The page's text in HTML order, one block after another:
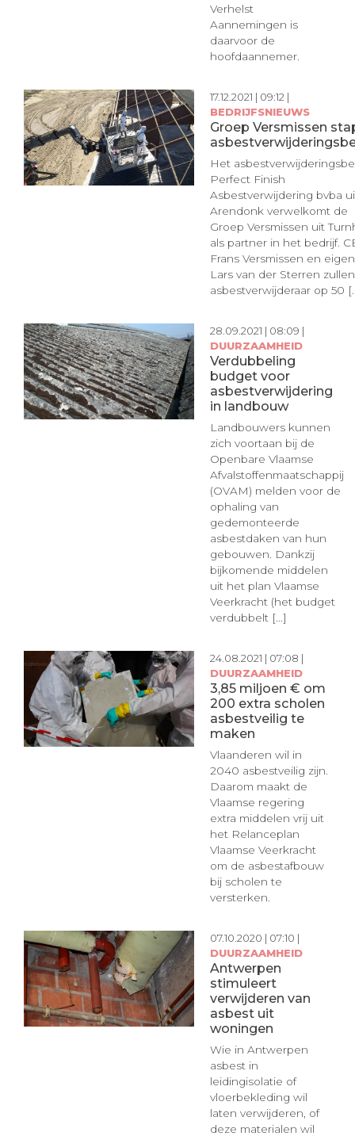
Verhelst
Aannemingen is
daarvoor de
hoofdaannemer.
17.12.2021 | 09:12 |
BEDRIJFSNIEUWS
Groep Versmissen
Het
Perfect Finish
Asbestverwijdering bvba
Arendonk verwelkomt de
Groep Versmissen uit
als partner in het bedrijf.
Frans Versmissen en
Lars van der Sterren
asbestverwijderaar op 50
28.09.2021 | 08:09 |
DUURZAAMHEID
Verdubbeling
budget voor
asbestverwijdering
in landbouw
Landbouwers kunnen
zich voortaan bij de
Openbare Vlaamse
Afvalstoffenmaatschappij
(OVAM) melden voor de
ophaling van
gedemonteerde
asbestdaken van hun
gebouwen. Dankzij
bijkomende middelen
uit het plan Vlaamse
Veerkracht (het budget
verdubbelt [...]
24.08.2021 | 07:08 |
DUURZAAMHEID
3,85 miljoen € om
200 extra scholen
asbestveilig te
maken
Vlaanderen wil in
2040 asbestveilig zijn.
Daarom maakt de
Vlaamse regering
extra middelen vrij uit
het Relanceplan
Vlaamse Veerkracht
om de asbestafbouw
bij scholen te
versterken.
07.10.2020 | 07:10 |
DUURZAAMHEID
Antwerpen
stimuleert
verwijderen van
asbest uit
woningen
Wie in Antwerpen
asbest in
leidingisolatie of
vloerbekleding wil
laten verwijderen, of
deze materialen wil